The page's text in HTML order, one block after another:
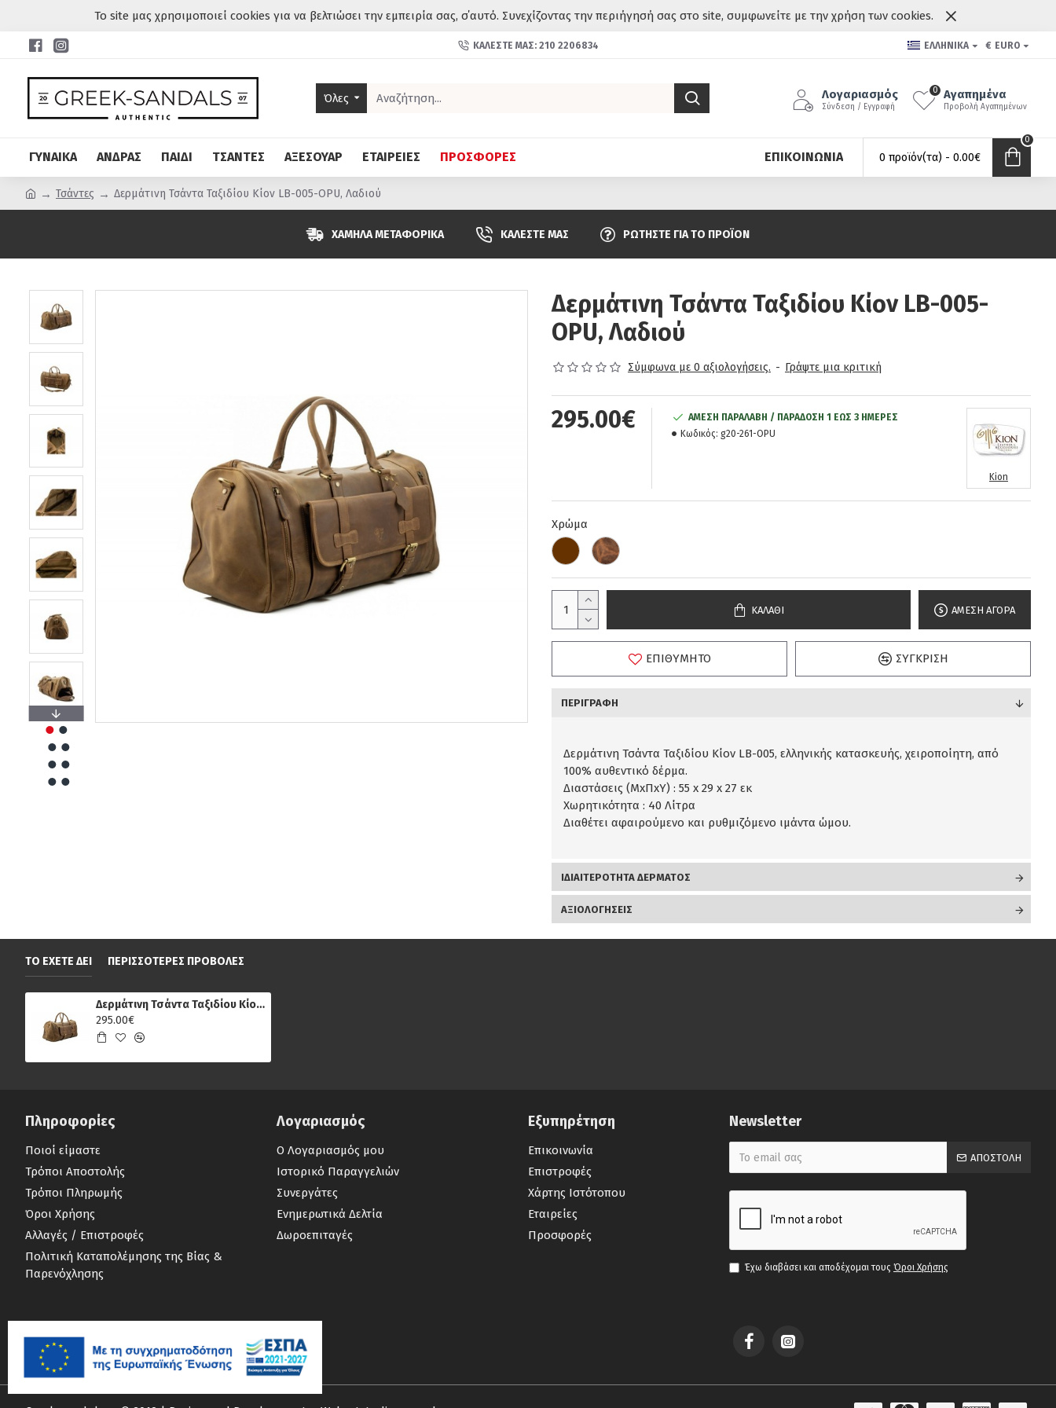
Το site μας χρησιμοποιεί cookies για να βελτιώσει την εμπειρία σας, σ΄αυτό. Συνεχίζοντας την περιήγησή σας στο site, συμφωνείτε με την χρήση των cookies.
ΚΑΛΈΣΤΕ ΜΑΣ: 210 2206834 ΕΛΛΗΝΙΚΆ € EURO
Όλες Λογαριασμός
Σύνδεση / Εγγραφή
Αγαπημένα
Προβολή Αγαπημένων
0
ΓΥΝΑΙΚΑ ΑΝΔΡΑΣ ΠΑΙΔΙ ΤΣΑΝΤΕΣ ΑΞΕΣΟΥΑΡ ΕΤΑΙΡΕΙΕΣ ΠΡΟΣΦΟΡΕΣ ΕΠΙΚΟΙΝΩΝΊΑ 0 προϊόν(τα) - 0.00€
0
Τσάντες Δερμάτινη Τσάντα Ταξιδίου Κίον LB-005-OPU, Λαδιού
ΧΑΜΗΛΆ ΜΕΤΑΦΟΡΙΚΆ ΚΑΛΈΣΤΕ ΜΑΣ ΡΩΤΉΣΤΕ ΓΙΑ ΤΟ ΠΡΟΪΌΝ
Δερμάτινη Τσάντα Ταξιδίου Κίον LB-005-
OPU, Λαδιού
Σύμφωνα με 0 αξιολογήσεις. - Γράψτε μια κριτική
295.00€
ΆΜΕΣΗ ΠΑΡΑΛΑΒΉ / ΠΑΡΆΔOΣΗ 1 ΈΩΣ 3 ΗΜΈΡΕΣ
Κωδικός: g20-261-OPU
Kion
Χρώμα
ΚΑΛΆΘΙ ΆΜΕΣΗ ΑΓΟΡΆ
ΕΠΙΘΥΜΗΤΌ ΣΎΓΚΡΙΣΗ
ΠΕΡΙΓΡΑΦΉ
Δερμάτινη Τσάντα Ταξιδίου Κίον LB-005, ελληνικής κατασκευής, χειροποίητη, από
100% αυθεντικό δέρμα.
Διαστάσεις (ΜxΠxΥ) : 55 x 29 x 27 εκ
Χωρητικότητα : 40 Λίτρα
Διαθέτει αφαιρούμενο και ρυθμιζόμενο ιμάντα ώμου.
ΙΔΙΑΙΤΕΡΟΤΗΤΑ ΔΕΡΜΑΤΟΣ
ΑΞΙΟΛΟΓΉΣΕΙΣ
ΤΟ ΈΧΕΤΕ ΔΕΙ ΠΕΡΙΣΣΌΤΕΡΕΣ ΠΡΟΒΟΛΈΣ
Δερμάτινη Τσάντα Ταξιδίου Κίον LB-005-OPU, Λαδιού
295.00€
Πληροφορίες
Ποιοί είμαστε
Τρόποι Αποστολής
Τρόποι Πληρωμής
Όροι Χρήσης
Αλλαγές / Επιστροφές
Πολιτική Καταπολέμησης της Βίας &
Παρενόχλησης
Λογαριασμός
Ο Λογαριασμός μου
Ιστορικό Παραγγελιών
Συνεργάτες
Ενημερωτικά Δελτία
Δωροεπιταγές
Εξυπηρέτηση
Επικοινωνία
Επιστροφές
Χάρτης Ιστότοπου
Εταιρείες
Προσφορές
Newsletter
ΑΠΟΣΤΟΛΉ
Έχω διαβάσει και αποδέχομαι τους Όροι Χρήσης